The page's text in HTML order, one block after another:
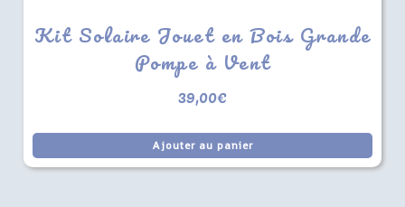
Kit Solaire Jouet en Bois Grande
Pompe à Vent
39,00€
Ajouter au panier